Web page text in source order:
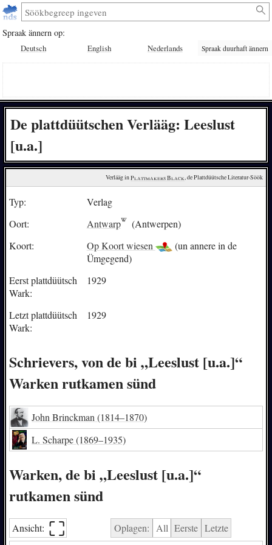
Spraak ännern op:
Deutsch English Nederlands Spraak duurhaft ännern
De plattdüütschen Verlääg: Leeslust
[u.a.]
Verlääg in Plattmakers Black, de Plattdüütsche Literatur-Söök
Typ:
Verlag
Oort:
Antwarp
(Antwerpen)
Koort:
Op Koort wiesen
(un annere in de
Ümgegend)
Eerst plattdüütsch
Wark:
1929
Letzt plattdüütsch
Wark:
1929
Schrievers, von de bi „Leeslust [u.a.]“
Warken rutkamen sünd
John Brinckman(1814–1870)
L. Scharpe(1869–1935)
Warken, de bi „Leeslust [u.a.]“
rutkamen sünd
Ansicht: ⛶︎ Oplagen: All Eerste Letzte